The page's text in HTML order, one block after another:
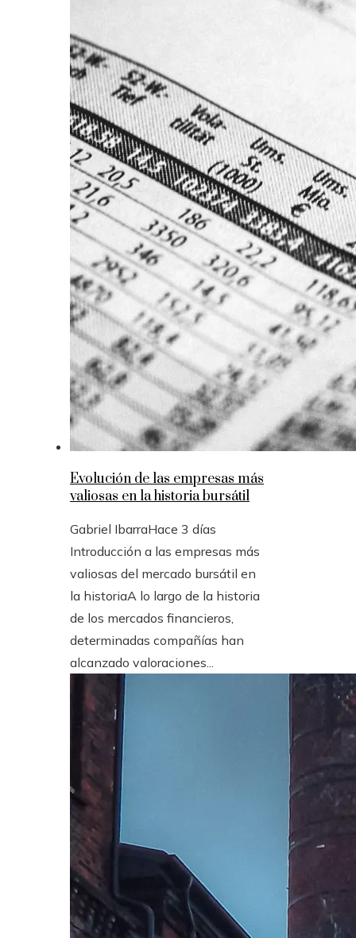
Evolución de las empresas más
valiosas en la historia bursátil
Gabriel IbarraHace 3 días
Introducción a las empresas más
valiosas del mercado bursátil en
la historiaA lo largo de la historia
de los mercados financieros,
determinadas compañías han
alcanzado valoraciones...